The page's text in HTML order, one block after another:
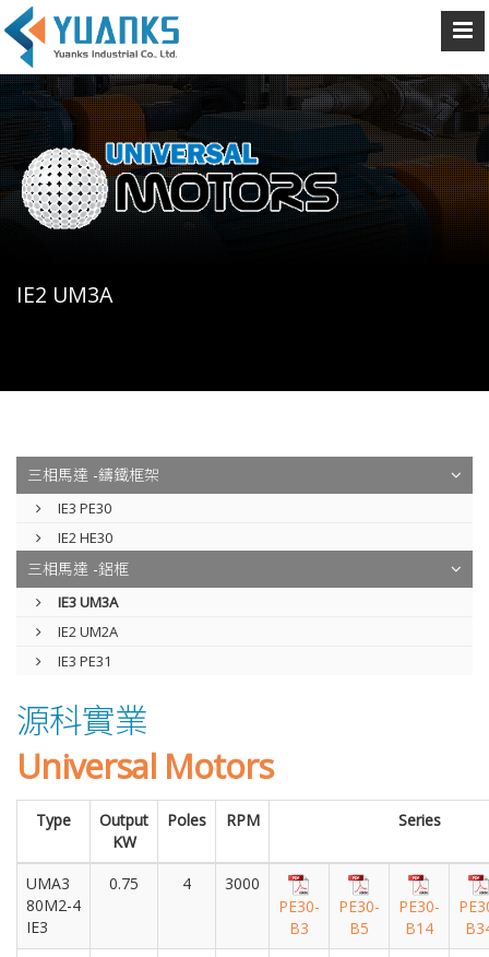
IE2 UM3A
三相馬達 -鑄鐵框架
IE3 PE30
IE2 HE30
三相馬達 -鋁框
IE3 UM3A
IE2 UM2A
IE3 PE31
源科實業
Universal Motors
IE2 UM3A / 三相馬達 - 鋁框
Universal Motors
Type
Output
KW
Poles RPM Series
UMA3
80M2-4
IE3
0.75 4
3000
PE30-
B3
PE30-
B5
PE30-
B14